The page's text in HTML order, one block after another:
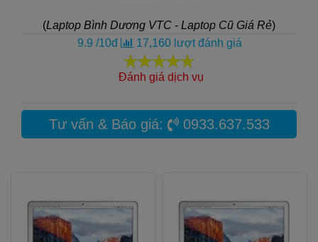
(Laptop Bình Dương VTC - Laptop Cũ Giá Rẻ)
9.9 /10đ 17,160lượt đánh giá
Đánh giá dịch vụ
Tư vấn & Báo giá: 0933.637.533